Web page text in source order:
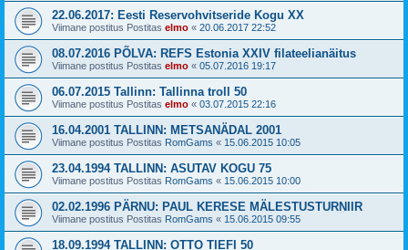
22.06.2017: Eesti Reservohvitseride Kogu XX
Viimane postitus Postitas elmo « 20.06.2017 22:52
08.07.2016 PÕLVA: REFS Estonia XXIV filateelianäitus
Viimane postitus Postitas elmo « 05.07.2016 19:17
06.07.2015 Tallinn: Tallinna troll 50
Viimane postitus Postitas elmo « 03.07.2015 22:16
16.04.2001 TALLINN: METSANÄDAL 2001
Viimane postitus Postitas RomGams « 15.06.2015 10:05
23.04.1994 TALLINN: ASUTAV KOGU 75
Viimane postitus Postitas RomGams « 15.06.2015 10:00
02.02.1996 PÄRNU: PAUL KERESE MÄLESTUSTURNIIR
Viimane postitus Postitas RomGams « 15.06.2015 09:55
18.09.1994 TALLINN: OTTO TIEFI 50